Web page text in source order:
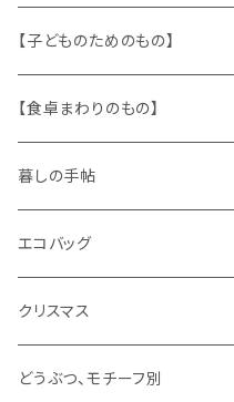
ザントマン
キャラクター
ピノキオ
文房具
木製品
ミニチュア、ドールハウス
パズル、ゲーム
古本、古雑誌、古えほん
古レコード
古せっけん
ラッピングペーパー、壁紙
ガラス
プラスチック
紙
トリム
ワッペン
キッチンクロス、ナプキン
ニット
布地
【子どものためのもの】
身に着けるもの
【食卓まわりのもの】
ガラス
花びん
小物入れ
陶磁器
カップアンドソーサー
プレート
木製品
ホーロー
暮しの手帖
エコバッグ
クリスマス
どうぶつ、モチーフ別